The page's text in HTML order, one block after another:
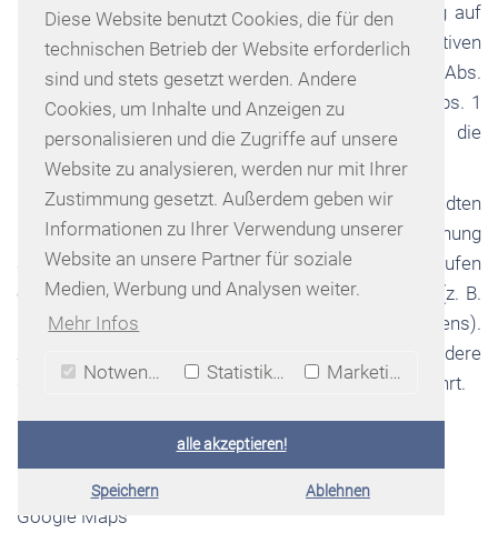
ist. In allen übrigen Fällen beruht die Verarbeitung auf
unserem berechtigten Interesse an der effektiven
Bearbeitung der an uns gerichteten Anfragen (Art. 6 Abs.
1 lit. f DSGVO) oder auf Ihrer Einwilligung (Art. 6 Abs. 1
lit. a DSGVO) sofern diese abgefragt wurde; die
Einwilligung ist jederzeit widerrufbar.
Die von Ihnen an uns per Kontaktanfragen übersandten
Daten verbleiben bei uns, bis Sie uns zur Löschung
auffordern, Ihre Einwilligung zur Speicherung widerrufen
oder der Zweck für die Datenspeicherung entfällt (z. B.
nach abgeschlossener Bearbeitung Ihres Anliegens).
Zwingende gesetzliche Bestimmungen – insbesondere
gesetzliche Aufbewahrungsfristen – bleiben unberührt.
5. PLUGINS UND TOOLS
Google Maps
Diese Website benutzt Cookies, die für den
technischen Betrieb der Website erforderlich
sind und stets gesetzt werden. Andere
Cookies, um Inhalte und Anzeigen zu
personalisieren und die Zugriffe auf unsere
Website zu analysieren, werden nur mit Ihrer
Zustimmung gesetzt. Außerdem geben wir
Informationen zu Ihrer Verwendung unserer
Website an unsere Partner für soziale
Medien, Werbung und Analysen weiter.
Mehr Infos
Notwendig Statistiken Marketing
alle akzeptieren!
Speichern Ablehnen